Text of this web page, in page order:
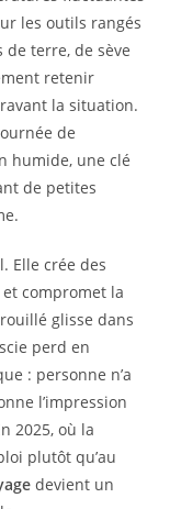
les outils rangés
de terre, de sève
retenir
la situation.
de
humide, une clé
de petites
Elle crée des
compromet la
glisse dans
perd en
: personne n’a
l’impression
2025, où la
plutôt qu’au
devient un